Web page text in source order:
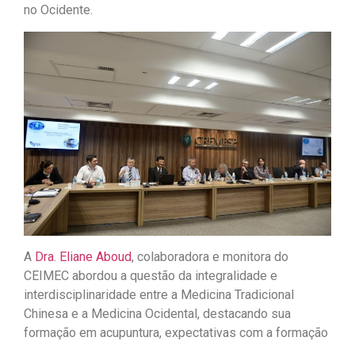
no Ocidente.
A Dra. Eliane Aboud, colaboradora e monitora do
CEIMEC abordou a questão da integralidade e
interdisciplinaridade entre a Medicina Tradicional
Chinesa e a Medicina Ocidental, destacando sua
formação em acupuntura, expectativas com a formação